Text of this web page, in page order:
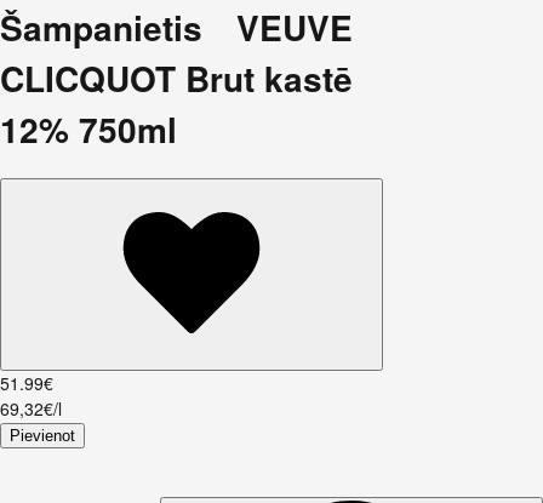
Šampanietis VEUVE
CLICQUOT Brut kastē
12% 750ml
51 .99€
69,32€/l
Pievienot